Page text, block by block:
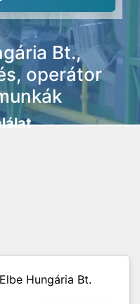
Bt.,
operátor
Hungária Bt.